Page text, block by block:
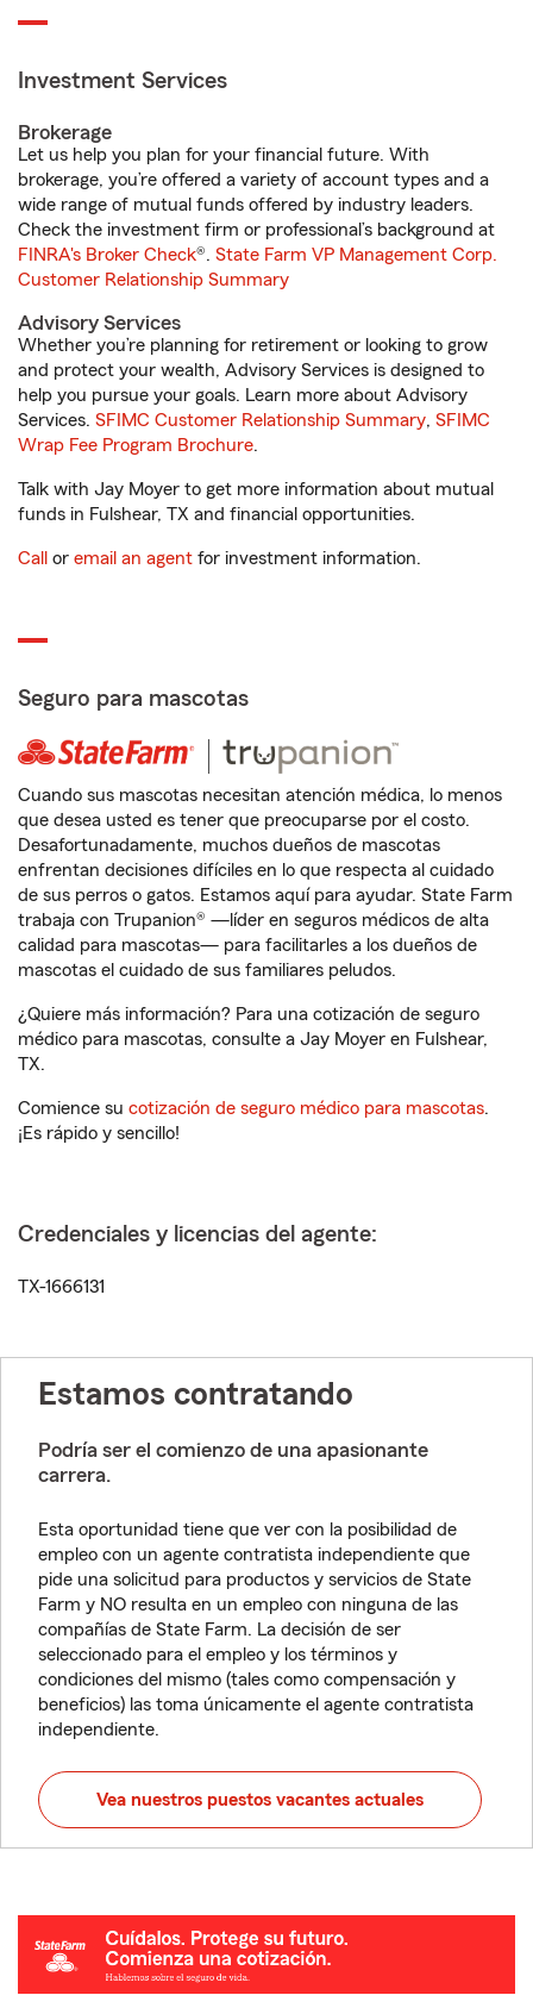
Investment Services
Brokerage
Let us help you plan for your financial future. With
brokerage, you’re offered a variety of account types and a
wide range of mutual funds offered by industry leaders.
Check the investment firm or professional’s background at
FINRA's Broker Check®. State Farm VP Management Corp.
Customer Relationship Summary
Advisory Services
Whether you’re planning for retirement or looking to grow
and protect your wealth, Advisory Services is designed to
help you pursue your goals. Learn more about Advisory
Services. SFIMC Customer Relationship Summary, SFIMC
Wrap Fee Program Brochure.
Talk with Jay Moyer to get more information about mutual
funds in Fulshear, TX and financial opportunities.
Call or email an agent for investment information.
Seguro para mascotas
Cuando sus mascotas necesitan atención médica, lo menos
que desea usted es tener que preocuparse por el costo.
Desafortunadamente, muchos dueños de mascotas
enfrentan decisiones difíciles en lo que respecta al cuidado
de sus perros o gatos. Estamos aquí para ayudar. State Farm
trabaja con Trupanion® —líder en seguros médicos de alta
calidad para mascotas— para facilitarles a los dueños de
mascotas el cuidado de sus familiares peludos.
¿Quiere más información? Para una cotización de seguro
médico para mascotas, consulte a Jay Moyer en Fulshear,
TX.
Comience su cotización de seguro médico para mascotas.
¡Es rápido y sencillo!
Credenciales y licencias del agente:
TX-1666131
Estamos contratando
Podría ser el comienzo de una apasionante
carrera.
Esta oportunidad tiene que ver con la posibilidad de
empleo con un agente contratista independiente que
pide una solicitud para productos y servicios de State
Farm y NO resulta en un empleo con ninguna de las
compañías de State Farm. La decisión de ser
seleccionado para el empleo y los términos y
condiciones del mismo (tales como compensación y
beneficios) las toma únicamente el agente contratista
independiente.
Vea nuestros puestos vacantes actuales